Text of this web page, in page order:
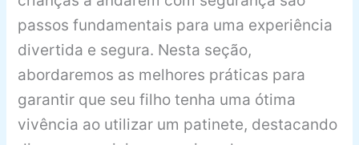
passos fundamentais para uma experiência
divertida e segura. Nesta seção,
abordaremos as melhores práticas para
garantir que seu filho tenha uma ótima
vivência ao utilizar um patinete, destacando